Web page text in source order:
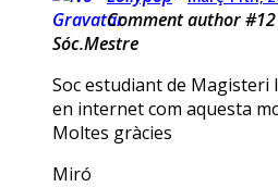
Comment author
Sóc.Mestre
Soc estudiant de
en internet com aquesta
Moltes gràcies
Miró